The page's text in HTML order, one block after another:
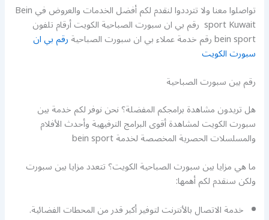
تواصلوا معنا ولا تترددوا لنقدم لكم أفضل الخدمات والعروض في Bein
sport Kuwait رقم بي ان سبورت الصباحية الكويت أرقام تلفون
bein sport رقم خدمة عملاء بي ان سبورت الصباحية رقم بي ان
سبورت الكويت
رقم بين سبورت الصباحية
هل تريدون مشاهدة برامجكم المفضلة؟ نحن نوفر لكم خدمة بين
سبورت الكويت لمشاهدة أقوى البرامج الترفيهية وأحدث الأفلام
والمسلسلات الحصرية المخصصة لخدمة bein sport
ما هي مزايا بين سبورت الصباحية الكويت؟ تتعدد مزايا بين سبورت
ولكن سنقدم لكم أهمها:
خدمة الاتصال بالأنترنت لتوفير أكبر قدر من المحطات الفضائية.